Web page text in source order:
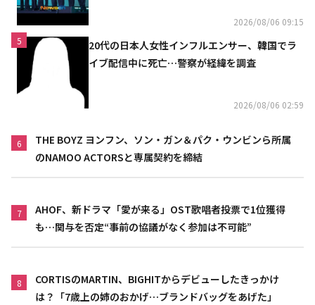
2026/08/06 09:15
5
20代の日本人女性インフルエンサー、韓国でラ
イブ配信中に死亡…警察が経緯を調査
2026/08/06 02:59
6
THE BOYZ ヨンフン、ソン・ガン＆パク・ウンビンら所属
のNAMOO ACTORSと専属契約を締結
7
AHOF、新ドラマ「愛が来る」OST歌唱者投票で1位獲得
も…関与を否定“事前の協議がなく参加は不可能”
8
CORTISのMARTIN、BIGHITからデビューしたきっかけ
は？「7歳上の姉のおかげ…ブランドバッグをあげた」